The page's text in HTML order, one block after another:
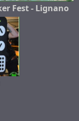
Fest - Lignano